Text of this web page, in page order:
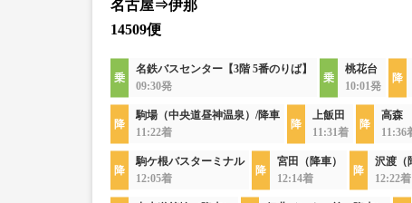
名古屋⇒伊那
14509便
名鉄バスセンター【3階 5番のりば】
09:30発
桃花台
10:01発
駒場（中央道昼神温泉）/降車
11:22着
上飯田
11:31着
高森
11:36
駒ケ根バスターミナル
12:05着
宮田（降車）
12:14着
沢渡（
12:22着